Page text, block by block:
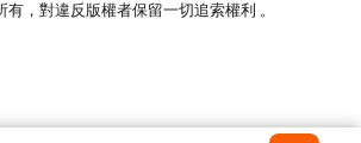
，對違反版權者保留一切追索權利 。